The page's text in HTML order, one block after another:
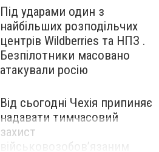
Під ударами один з
найбільших розподільчих
центрів Wildberries та НПЗ .
Безпілотники масовано
атакували росію
Від сьогодні Чехія припиняє
надавати тимчасовий
захист
військовозобов’язаним